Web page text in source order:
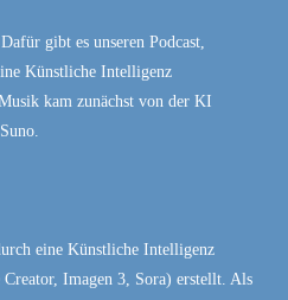
gibt es unseren Podcast,
Künstliche Intelligenz
kam zunächst von der KI
eine Künstliche Intelligenz
Imagen 3, Sora) erstellt. Als